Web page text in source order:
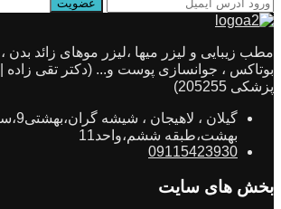
مطب زیبایی و لیزر میها ،لیزر موهای زائد بدن
بوتاکس ، جوانسازی پوست و... (دکتر تقی زاده
پزشکی 205255)
گیلان ،
بهشت،طبقه ششم،واحد11
09115423930
بخش های سایت